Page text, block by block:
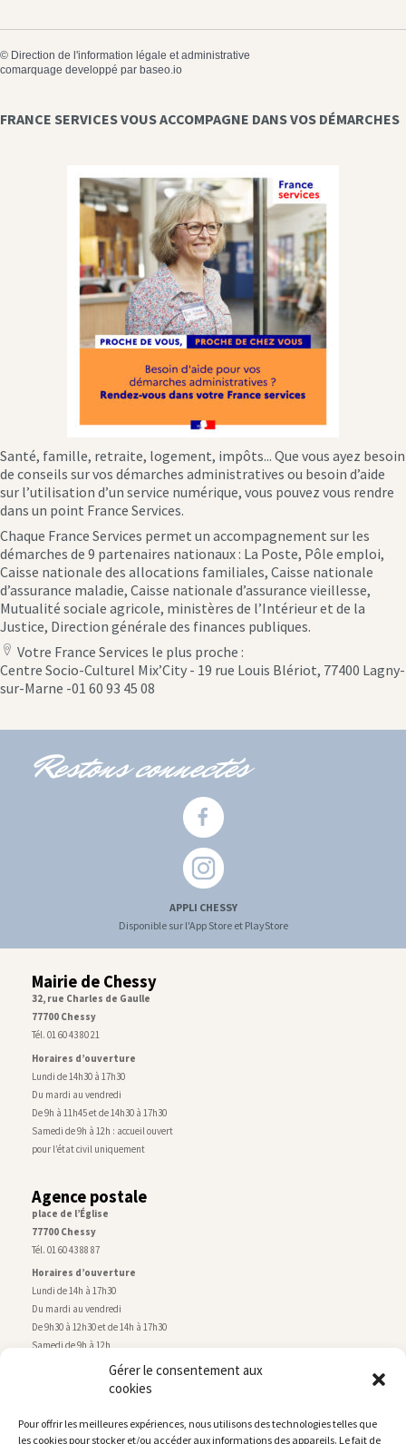
Gérer le consentement aux
cookies
Pour offrir les meilleures expériences, nous utilisons des technologies telles que
les cookies pour stocker et/ou accéder aux informations des appareils. Le fait de
© Direction de l'information légale et administrative
comarquage developpé par baseo.io
FRANCE SERVICES VOUS ACCOMPAGNE DANS VOS DÉMARCHES
Santé, famille, retraite, logement, impôts... Que vous ayez besoin
de conseils sur vos démarches administratives ou besoin d’aide
sur l’utilisation d’un service numérique, vous pouvez vous rendre
dans un point France Services.
Chaque France Services permet un accompagnement sur les
démarches de 9 partenaires nationaux : La Poste, Pôle emploi,
Caisse nationale des allocations familiales, Caisse nationale
d’assurance maladie, Caisse nationale d’assurance vieillesse,
Mutualité sociale agricole, ministères de l’Intérieur et de la
Justice, Direction générale des finances publiques.
location
icon
Votre France Services le plus proche :
Centre Socio-Culturel Mix’City - 19 rue Louis Blériot, 77400 Lagny-
sur-Marne -01 60 93 45 08
Restons connectés
APPLI CHESSY
Disponible sur l'App Store et PlayStore
Mairie de Chessy
32, rue Charles de Gaulle
77700 Chessy
Tél. 01 60 43 80 21
Horaires d’ouverture
Lundi de 14h30 à 17h30
Du mardi au vendredi
De 9h à 11h45 et de 14h30 à 17h30
Samedi de 9h à 12h : accueil ouvert
pour l’état civil uniquement
Agence postale
place de l’Église
77700 Chessy
Tél. 01 60 43 88 87
Horaires d’ouverture
Lundi de 14h à 17h30
Du mardi au vendredi
De 9h30 à 12h30 et de 14h à 17h30
Samedi de 9h à 12h
Service technique
rue de Montry–77700 Chessy